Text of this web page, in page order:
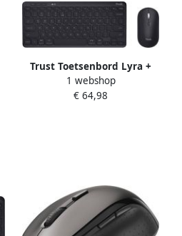
Trust Toetsenbord Lyra +
muis draadloos
1 webshop
€ 64,98